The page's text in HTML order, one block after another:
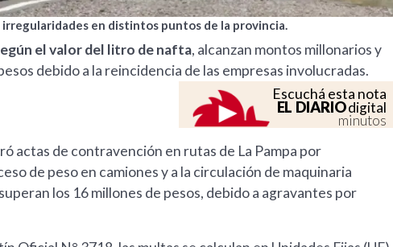
en distintos puntos de la provincia.
el valor del litro de nafta, alcanzan montos millonarios y
debido a la reincidencia de las empresas involucradas.
Escuchá esta nota
EL DIARIOdigital
minutos
actas de contravención en rutas de La Pampa por
de peso en camiones y a la circulación de maquinaria
los 16 millones de pesos, debido a agravantes por